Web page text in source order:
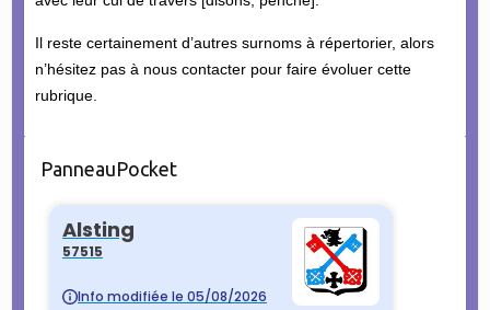
Il reste certainement d’autres surnoms à répertorier, alors
n’hésitez pas à nous contacter pour faire évoluer cette
rubrique.
PanneauPocket